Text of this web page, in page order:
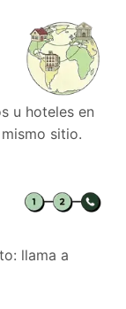
u hoteles en
sitio.
llama a